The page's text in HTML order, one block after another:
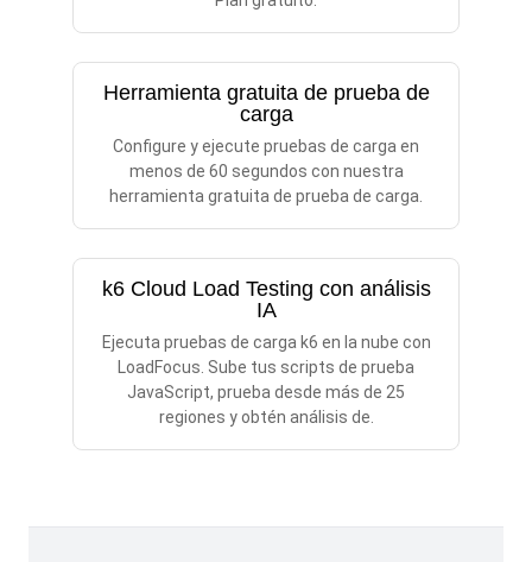
Herramienta gratuita de prueba de
carga
Configure y ejecute pruebas de carga en
menos de 60 segundos con nuestra
herramienta gratuita de prueba de carga.
k6 Cloud Load Testing con análisis
IA
Ejecuta pruebas de carga k6 en la nube con
LoadFocus. Sube tus scripts de prueba
JavaScript, prueba desde más de 25
regiones y obtén análisis de.